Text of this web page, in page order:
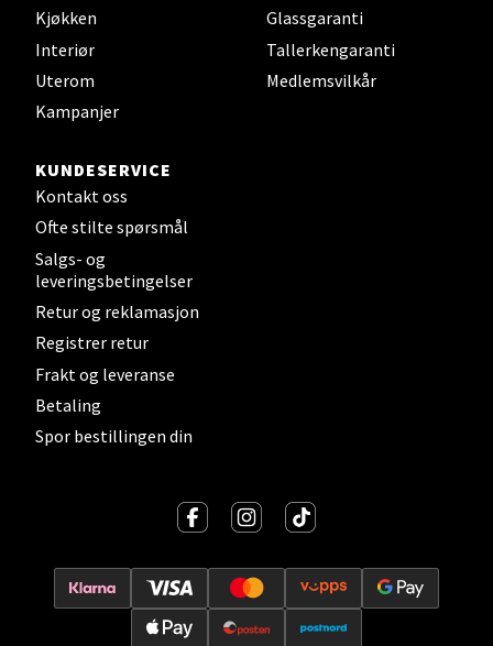
Kjøkken
Interiør
Uterom
Kampanjer
Glassgaranti
Tallerkengaranti
Medlemsvilkår
KUNDESERVICE
Kontakt oss
Ofte stilte spørsmål
Salgs- og
leveringsbetingelser
Retur og reklamasjon
Registrer retur
Frakt og leveranse
Betaling
Spor bestillingen din
Madlakrossen nr 9, 4042 Stavanger
Åpent i dag 10-20
0 i butikk
Levanger - Magneten
Moafjæra 14, 7606 Levanger
Åpent i dag 10-20
0 i butikk
Mandal - Alti Mandal
Skarvøyveien 55, 4517 Mandal
Åpent i dag 10-20